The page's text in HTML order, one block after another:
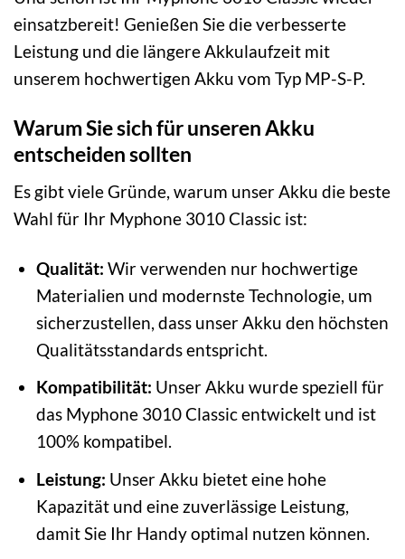
einsatzbereit! Genießen Sie die verbesserte
Leistung und die längere Akkulaufzeit mit
unserem hochwertigen Akku vom Typ MP-S-P.
Warum Sie sich für unseren Akku
entscheiden sollten
Es gibt viele Gründe, warum unser Akku die beste
Wahl für Ihr Myphone 3010 Classic ist:
Qualität: Wir verwenden nur hochwertige
Materialien und modernste Technologie, um
sicherzustellen, dass unser Akku den höchsten
Qualitätsstandards entspricht.
Kompatibilität: Unser Akku wurde speziell für
das Myphone 3010 Classic entwickelt und ist
100% kompatibel.
Leistung: Unser Akku bietet eine hohe
Kapazität und eine zuverlässige Leistung,
damit Sie Ihr Handy optimal nutzen können.